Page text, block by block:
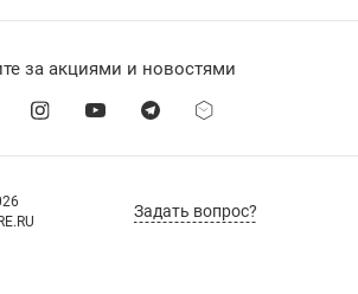
Задать вопрос?
за акциями и новостями